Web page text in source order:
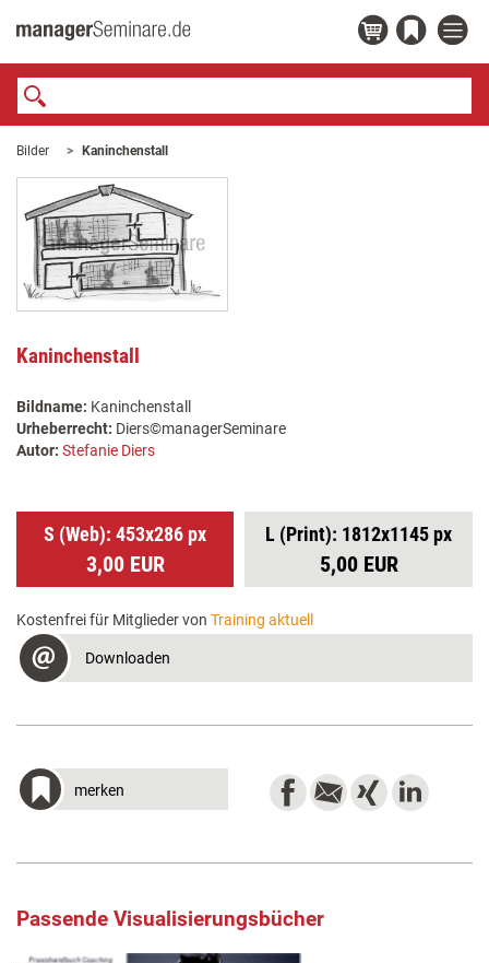
Bilder Kaninchenstall
Kaninchenstall
Bildname: Kaninchenstall
Urheberrecht: Diers©managerSeminare
Autor: Stefanie Diers
S (Web): 453x286 px
3,00 EUR
L (Print): 1812x1145 px
5,00 EUR
Kostenfrei für Mitglieder von Training aktuell
Downloaden
merken
Passende Visualisierungsbücher